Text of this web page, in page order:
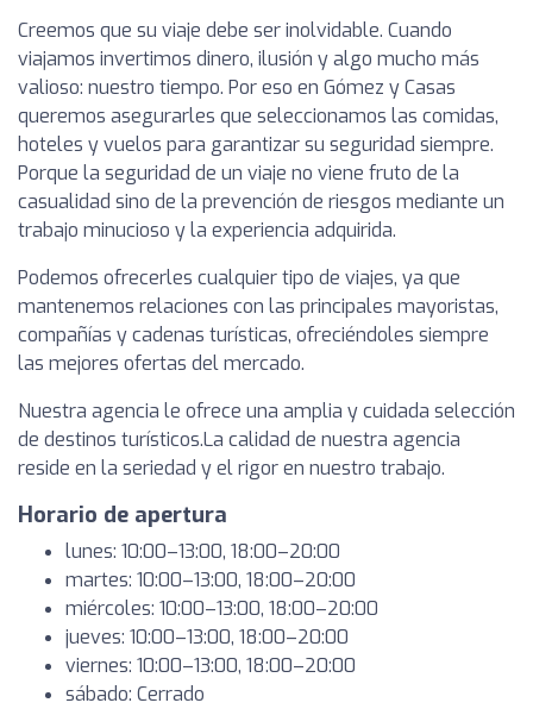
Creemos que su viaje debe ser inolvidable. Cuando
viajamos invertimos dinero, ilusión y algo mucho más
valioso: nuestro tiempo. Por eso en Gómez y Casas
queremos asegurarles que seleccionamos las comidas,
hoteles y vuelos para garantizar su seguridad siempre.
Porque la seguridad de un viaje no viene fruto de la
casualidad sino de la prevención de riesgos mediante un
trabajo minucioso y la experiencia adquirida.
Podemos ofrecerles cualquier tipo de viajes, ya que
mantenemos relaciones con las principales mayoristas,
compañías y cadenas turísticas, ofreciéndoles siempre
las mejores ofertas del mercado.
Nuestra agencia le ofrece una amplia y cuidada selección
de destinos turísticos.La calidad de nuestra agencia
reside en la seriedad y el rigor en nuestro trabajo.
Horario de apertura
lunes: 10:00–13:00, 18:00–20:00
martes: 10:00–13:00, 18:00–20:00
miércoles: 10:00–13:00, 18:00–20:00
jueves: 10:00–13:00, 18:00–20:00
viernes: 10:00–13:00, 18:00–20:00
sábado: Cerrado